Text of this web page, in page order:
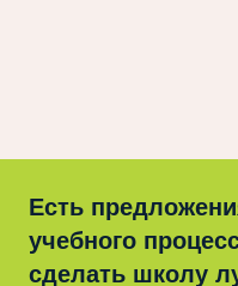
Есть
учебного
сделать школу